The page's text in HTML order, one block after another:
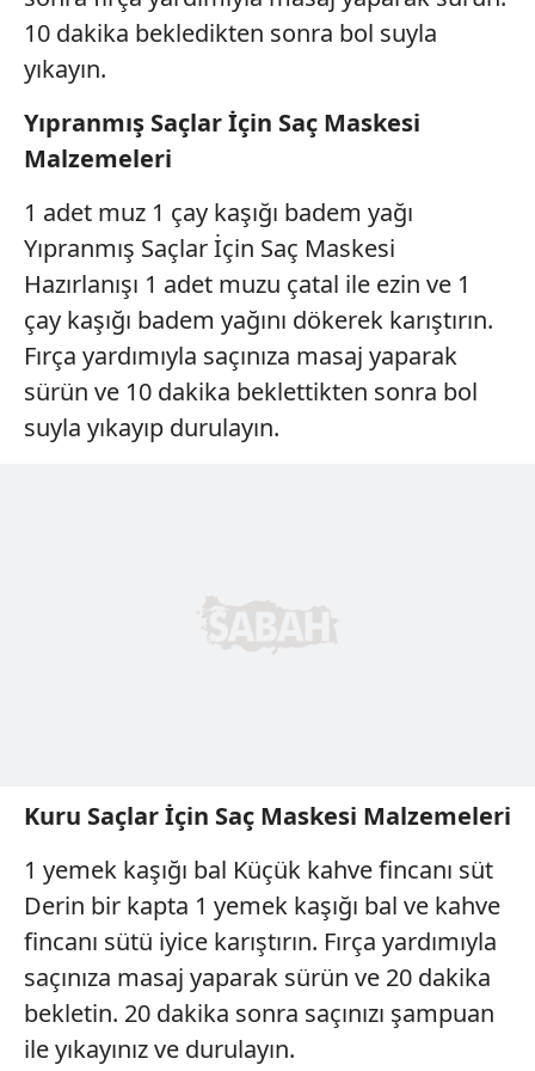
gösterilmeyecektir."
Sizlere daha iyi bir hizmet sunabilmek için İnternet
kullanılmaktadır. Bu çerezler vasıtasıyla çeşitli kişisel
verileriniz işlenmekte olup gerekli olan çerezler bilgi
kullanılmaktadır. Diğer çerezler, sitemizin daha işlevsel
kılınması ve kişiselleştirilmesi ve sizlere yönelik
reklam/pazarlama faaliyetlerinin yapılması, amaçlarıyla
sınırlı olarak açık rızanız dahilinde kullanılacaktır.
Çerezlere ilişkin tercihlerinizi aşağıda yer alan panel
vasıtasıyla belirleyebilirsiniz. Çerezlere ilişkin detaylı bilgi
Metnimiziziyaret edebilirsiniz.
10 dakika bekledikten sonra bol suyla
yıkayın.
Yıpranmış Saçlar İçin Saç Maskesi
Malzemeleri
1 adet muz 1 çay kaşığı badem yağı
Yıpranmış Saçlar İçin Saç Maskesi
Hazırlanışı 1 adet muzu çatal ile ezin ve 1
çay kaşığı badem yağını dökerek karıştırın.
Fırça yardımıyla saçınıza masaj yaparak
sürün ve 10 dakika beklettikten sonra bol
suyla yıkayıp durulayın.
Kuru Saçlar İçin Saç Maskesi Malzemeleri
1 yemek kaşığı bal Küçük kahve fincanı süt
Derin bir kapta 1 yemek kaşığı bal ve kahve
fincanı sütü iyice karıştırın. Fırça yardımıyla
saçınıza masaj yaparak sürün ve 20 dakika
bekletin. 20 dakika sonra saçınızı şampuan
ile yıkayınız ve durulayın.